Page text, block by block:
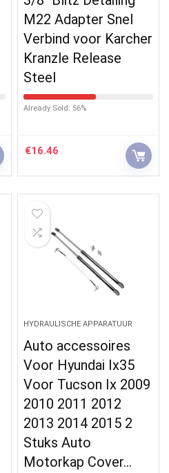
M22 Adapter Snel
Verbind voor Karcher
Kranzle Release
Steel
Already Sold: 56%
€16.46
HYDRAULISCHE APPARATUUR
Auto accessoires
Voor Hyundai Ix35
Voor Tucson Ix 2009
2010 2011 2012
2013 2014 2015 2
Stuks Auto
Motorkap Cover…